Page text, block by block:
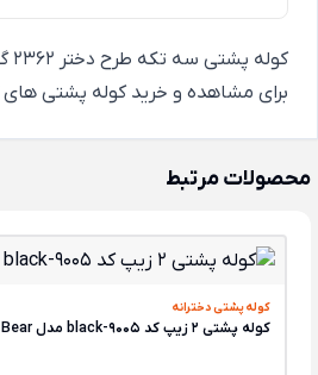
کوله پشتی سه تکه طرح دختر 2362 گلسی برد GLOSSY BIRD
برای مشاهده و خرید کوله پشتی های
محصولات مرتبط
کوله پشتی دخترانه
کوله پشتی 2 زیپ کد 9005-black مدل Bear